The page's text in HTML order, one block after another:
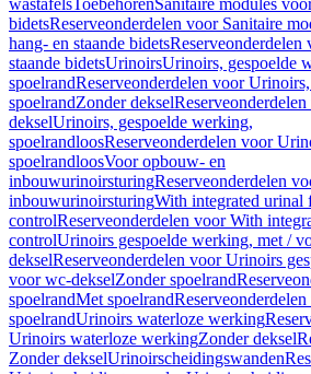
wastafelsToebehorenSanitaire modules
bidetsReserveonderdelen voor Sanitaire
hang- en staande bidetsReserveonderdelen
staande bidetsUrinoirsUrinoirs, gespoelde
spoelrandReserveonderdelen voor
spoelrandZonder deksel
dekselUrinoirs, gespoelde werking,
spoelrandloosReserveonderdelen voor
spoelrandloosVoor opbouw- en
inbouwurinoirsturingReserveonderdelen
inbouwurinoirsturingWith integrated urinal
controlReserveonderdelen voor With
controlUrinoirs gespoelde werking, met /
dekselReserveonderdelen voor Urinoirs
voor wc-dekselZonder spoelrand
spoelrandMet spoelrand
spoelrandUrinoirs waterloze werking
Urinoirs waterloze werkingZonder deksel
Zonder dekselUrinoirscheidingswanden